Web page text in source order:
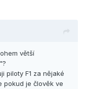
větší
piloty F1 za nějaké
pokud je člověk ve